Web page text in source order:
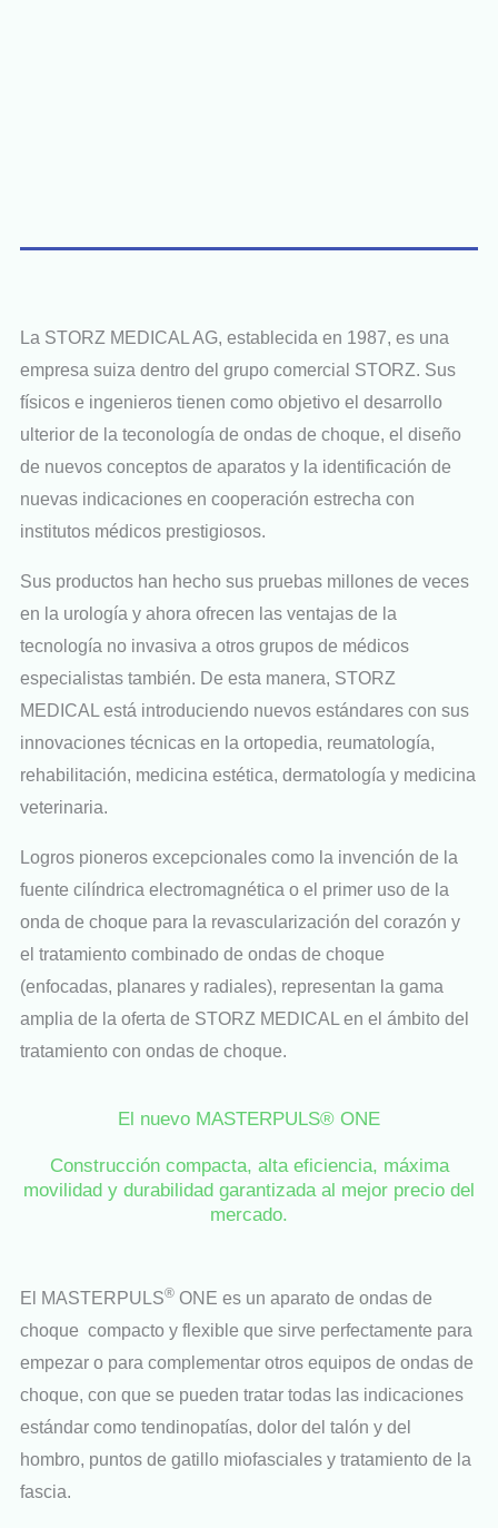
La STORZ MEDICAL AG, establecida en 1987, es una
empresa suiza dentro del grupo comercial STORZ. Sus
físicos e ingenieros tienen como objetivo el desarrollo
ulterior de la teconología de ondas de choque, el diseño
de nuevos conceptos de aparatos y la identificación de
nuevas indicaciones en cooperación estrecha con
institutos médicos prestigiosos.
Sus productos han hecho sus pruebas millones de veces
en la urología y ahora ofrecen las ventajas de la
tecnología no invasiva a otros grupos de médicos
especialistas también. De esta manera, STORZ
MEDICAL está introduciendo nuevos estándares con sus
innovaciones técnicas en la ortopedia, reumatología,
rehabilitación, medicina estética, dermatología y medicina
veterinaria.
Logros pioneros excepcionales como la invención de la
fuente cilíndrica electromagnética o el primer uso de la
onda de choque para la revascularización del corazón y
el tratamiento combinado de ondas de choque
(enfocadas, planares y radiales), representan la gama
amplia de la oferta de STORZ MEDICAL en el ámbito del
tratamiento con ondas de choque.
El nuevo MASTERPULS® ONE
Construcción compacta, alta eficiencia, máxima
movilidad y durabilidad garantizada al mejor precio del
mercado.
El MASTERPULS®ONE es un aparato de ondas de
choque compacto y flexible que sirve perfectamente para
empezar o para complementar otros equipos de ondas de
choque, con que se pueden tratar todas las indicaciones
estándar como tendinopatías, dolor del talón y del
hombro, puntos de gatillo miofasciales y tratamiento de la
fascia.